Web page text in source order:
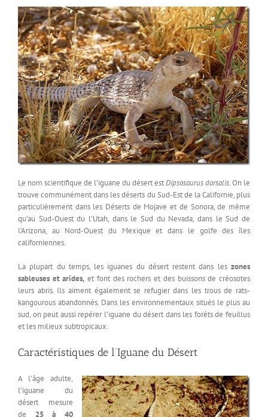
Le nom scientifique de l’iguane du désert estDipsosaurus dorsalis. On le
trouve communément dans les déserts du Sud-Est de la Californie, plus
particulièrement dans les Déserts de Mojave et de Sonora, de même
qu’au Sud-Ouest du l’Utah, dans le Sud du Nevada, dans le Sud de
l’Arizona, au Nord-Ouest du Mexique et dans le golfe des îles
californiennes.
La plupart du temps, les iguanes du désert restent dans les zones
sableuses et arides, et font des rochers et des buissons de créosotes
leurs abris. Ils aiment également se refugier dans les trous de rats-
kangourous abandonnés. Dans les environnementaux situés le plus au
sud, on peut aussi repérer l’iguane du désert dans les forêts de feuillus
et les milieux subtropicaux.
Caractéristiques de l’Iguane du Désert
A l’âge adulte,
l’iguane du
désert mesure
de 25 à 40